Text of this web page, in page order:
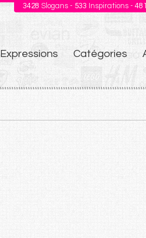
3428 Slogans - 533 Inspirations - 481
Expressions Catégories